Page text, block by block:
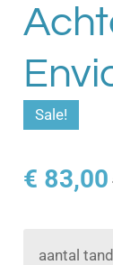
Sale!
€ 83,00
aantal